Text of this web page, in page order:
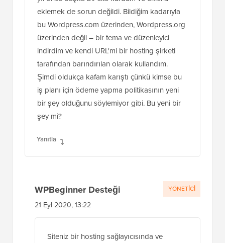
eklemek de sorun değildi. Bildiğim kadarıyla
bu Wordpress.com üzerinden, Wordpress.org
üzerinden değil – bir tema ve düzenleyici
indirdim ve kendi URL'mi bir hosting şirketi
tarafından barındırılan olarak kullandım.
Şimdi oldukça kafam karıştı çünkü kimse bu
iş planı için ödeme yapma politikasının yeni
bir şey olduğunu söylemiyor gibi. Bu yeni bir
şey mi?
Yanıtla
WPBeginner Desteği
21 Eyl 2020, 13:22
Siteniz bir hosting sağlayıcısında ve
YÖNETICI